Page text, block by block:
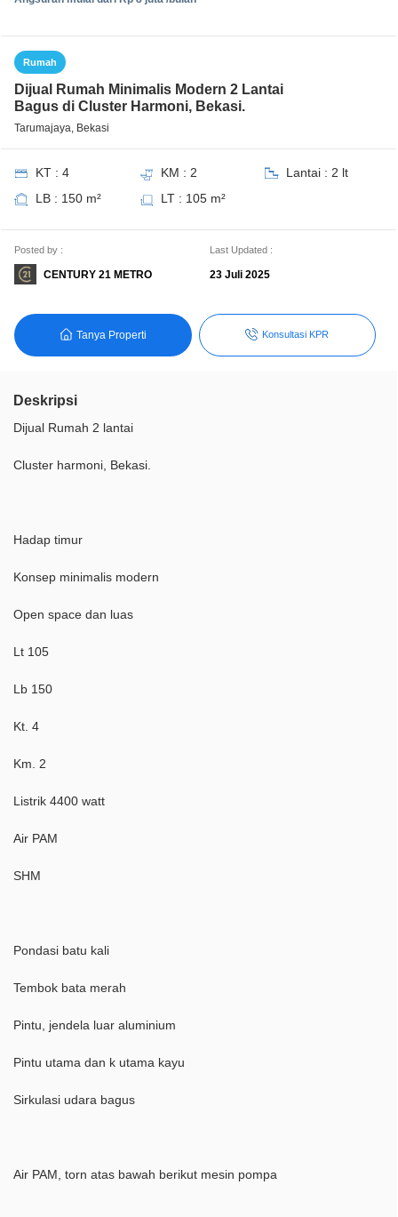
Rumah
Dijual Rumah Minimalis Modern 2 Lantai
Bagus di Cluster Harmoni, Bekasi.
Tarumajaya, Bekasi
KT : 4 KM : 2
Lantai : 2 lt
LB : 150 m²
LT : 105 m²
Posted by :
CENTURY 21 METRO
Last Updated :
23 Juli 2025
Tanya Properti Konsultasi KPR
Deskripsi
Dijual Rumah 2 lantai
Cluster harmoni, Bekasi.
Hadap timur
Konsep minimalis modern
Open space dan luas
Lt 105
Lb 150
Kt. 4
Km. 2
Listrik 4400 watt
Air PAM
SHM
Pondasi batu kali
Tembok bata merah
Pintu, jendela luar aluminium
Pintu utama dan k utama kayu
Sirkulasi udara bagus
Air PAM, torn atas bawah berikut mesin pompa